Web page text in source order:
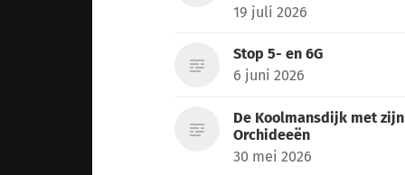
19 juli 2026
Stop 5- en 6G
6 juni 2026
De Koolmansdijk met zijn
Orchideeën
30 mei 2026